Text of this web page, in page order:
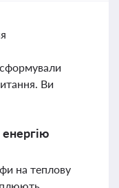
сформували
Ви
на теплову